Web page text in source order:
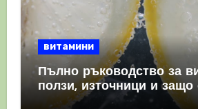
витамини
Пълно ръководство за
ползи, източници и защо
имунната система